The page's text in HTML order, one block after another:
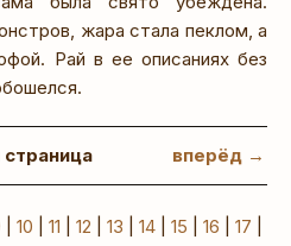
жара стала пеклом, а
Рай в ее описаниях без
вперёд →
10 11 12 13 14 15 16 17